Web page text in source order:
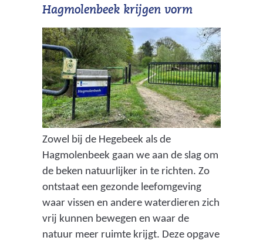
Hagmolenbeek krijgen vorm
Zowel bij de Hegebeek als de
Hagmolenbeek gaan we aan de slag om
de beken natuurlijker in te richten. Zo
ontstaat een gezonde leefomgeving
waar vissen en andere waterdieren zich
vrij kunnen bewegen en waar de
natuur meer ruimte krijgt. Deze opgave